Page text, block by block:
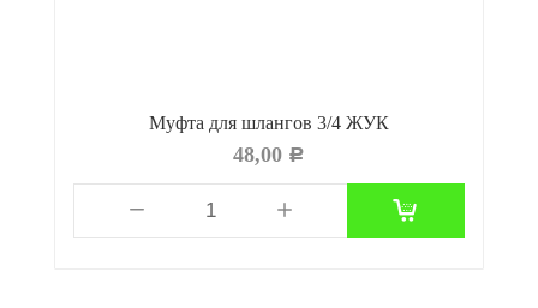
Муфта для шлангов 3/4 ЖУК
48,00 Р